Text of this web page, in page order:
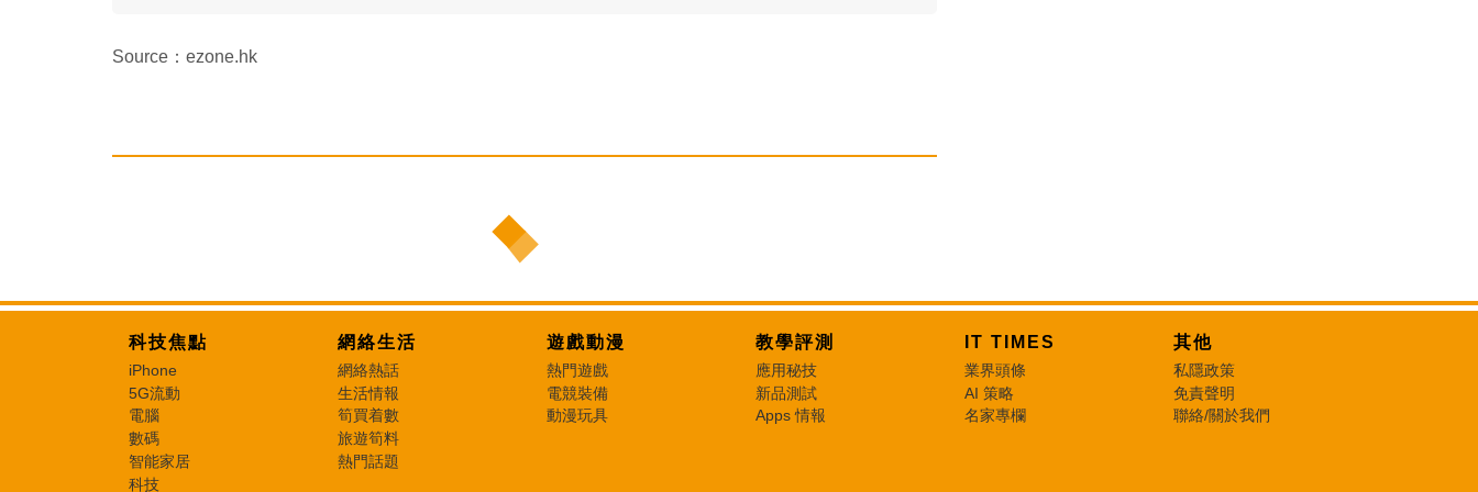
Source：ezone.hk
科技焦點
iPhone
5G流動
電腦
數碼
智能家居
科技
網絡生活
網絡熱話
生活情報
筍買着數
旅遊筍料
熱門話題
遊戲動漫
熱門遊戲
電競裝備
動漫玩具
教學評測
應用秘技
新品測試
Apps 情報
IT TIMES
業界頭條
AI 策略
名家專欄
其他
私隱政策
免責聲明
聯絡/關於我們